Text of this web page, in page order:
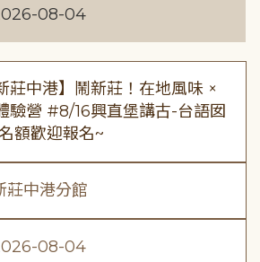
08-04
莊中港】鬧新莊！在地風味 ×
驗營 #8/16興直堡講古-台語囡
額歡迎報名~
莊中港分館
08-04